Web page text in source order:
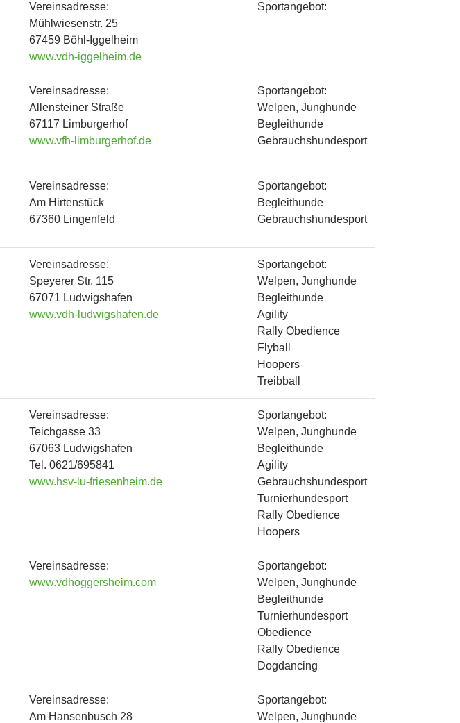
Vereinsadresse:
Mühlwiesenstr. 25
67459 Böhl-Iggelheim
www.vdh-iggelheim.de
Sportangebot:
Vereinsadresse:
Allensteiner Straße
67117 Limburgerhof
www.vfh-limburgerhof.de
Sportangebot:
Welpen, Junghunde
Begleithunde
Gebrauchshundesport
Vereinsadresse:
Am Hirtenstück
67360 Lingenfeld
Sportangebot:
Begleithunde
Gebrauchshundesport
Vereinsadresse:
Speyerer Str. 115
67071 Ludwigshafen
www.vdh-ludwigshafen.de
Sportangebot:
Welpen, Junghunde
Begleithunde
Agility
Rally Obedience
Flyball
Hoopers
Treibball
Vereinsadresse:
Teichgasse 33
67063 Ludwigshafen
Tel. 0621/695841
www.hsv-lu-friesenheim.de
Sportangebot:
Welpen, Junghunde
Begleithunde
Agility
Gebrauchshundesport
Turnierhundesport
Rally Obedience
Hoopers
Vereinsadresse:
www.vdhoggersheim.com
Sportangebot:
Welpen, Junghunde
Begleithunde
Turnierhundesport
Obedience
Rally Obedience
Dogdancing
Vereinsadresse:
Am Hansenbusch 28
Sportangebot:
Welpen, Junghunde